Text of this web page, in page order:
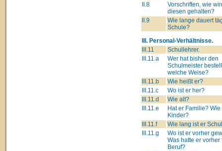
II.8
Vorschriften, wie
diesen gehalten?
II.9
Wie lange dauert
Schule?
III. Personal-Verhältnisse.
III.11
Schullehrer.
III.11.a
Wer hat bisher den
Schulmeister
welche Weise?
III.11.b
Wie heißt er?
III.11.c
Wo ist er her?
III.11.d
Wie alt?
III.11.e
Hat er Familie?
Kinder?
III.11.f
Wie lang ist er
III.11.g
Wo ist er vorher
Was hatte er vorher
Beruf?